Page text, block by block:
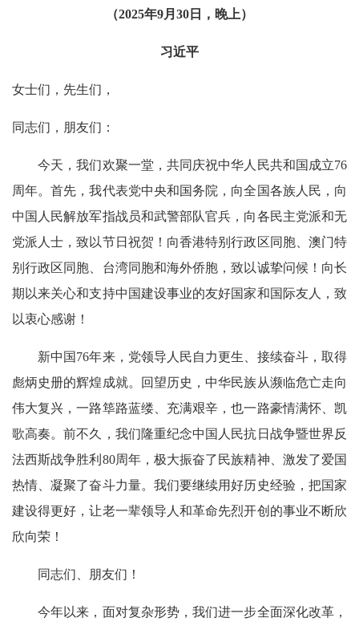
（2025年9月30日，晚上）
习近平
女士们，先生们，
同志们，朋友们：
今天，我们欢聚一堂，共同庆祝中华人民共和国成立76
周年。首先，我代表党中央和国务院，向全国各族人民，向
中国人民解放军指战员和武警部队官兵，向各民主党派和无
党派人士，致以节日祝贺！向香港特别行政区同胞、澳门特
别行政区同胞、台湾同胞和海外侨胞，致以诚挚问候！向长
期以来关心和支持中国建设事业的友好国家和国际友人，致
以衷心感谢！
新中国76年来，党领导人民自力更生、接续奋斗，取得
彪炳史册的辉煌成就。回望历史，中华民族从濒临危亡走向
伟大复兴，一路筚路蓝缕、充满艰辛，也一路豪情满怀、凯
歌高奏。前不久，我们隆重纪念中国人民抗日战争暨世界反
法西斯战争胜利80周年，极大振奋了民族精神、激发了爱国
热情、凝聚了奋斗力量。我们要继续用好历史经验，把国家
建设得更好，让老一辈领导人和革命先烈开创的事业不断欣
欣向荣！
同志们、朋友们！
今年以来，面对复杂形势，我们进一步全面深化改革，